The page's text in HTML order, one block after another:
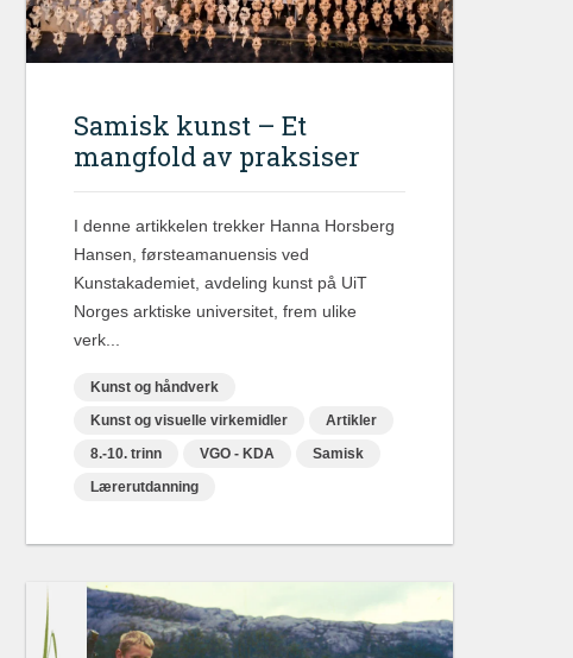
Samisk kunst – Et
mangfold av praksiser
I denne artikkelen trekker Hanna Horsberg
Hansen, førsteamanuensis ved
Kunstakademiet, avdeling kunst på UiT
Norges arktiske universitet, frem ulike
verk...
Kunst og håndverk
Kunst og visuelle virkemidler
Artikler
8.-10. trinn
VGO - KDA
Samisk
Lærerutdanning